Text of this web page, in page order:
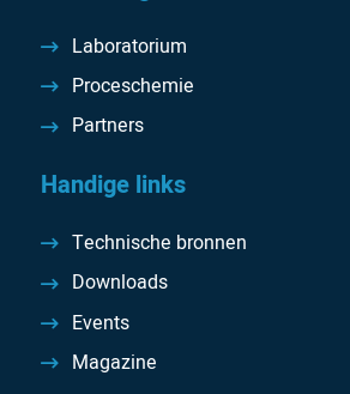
Laboratorium
Proceschemie
Partners
Handige links
Technische bronnen
Downloads
Events
Magazine